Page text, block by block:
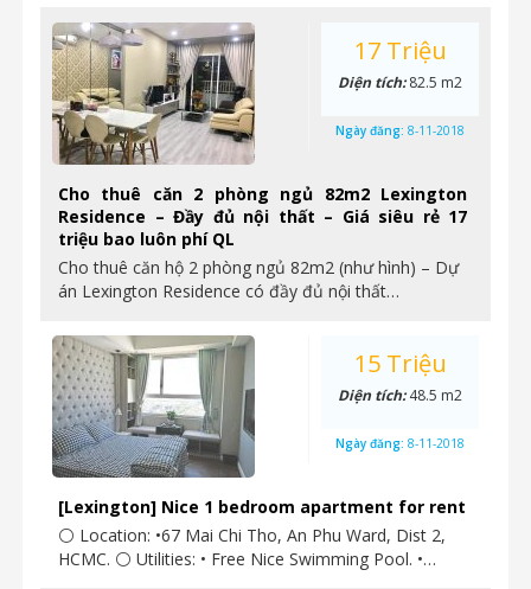
Cho thuê căn 2 phòng ngủ 82m2 Lexington
Residence – Đầy đủ nội thất – Giá siêu rẻ 17
triệu bao luôn phí QL
Cho thuê căn hộ 2 phòng ngủ 82m2 (như hình) – Dự
án Lexington Residence có đầy đủ nội thất…
17 Triệu
Diện tích:82.5 m2
Ngày đăng: 8-11-2018
[Lexington] Nice 1 bedroom apartment for rent
⚪ Location: •67 Mai Chi Tho, An Phu Ward, Dist 2,
HCMC. ⚪ Utilities: • Free Nice Swimming Pool. •…
15 Triệu
Diện tích:48.5 m2
Ngày đăng: 8-11-2018